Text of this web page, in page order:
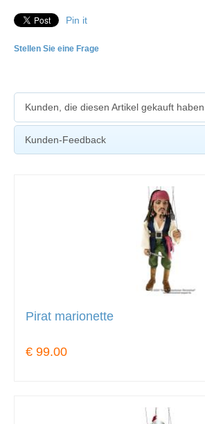
Pin it
Stellen Sie eine Frage
Kunden, die diesen Artikel gekauft
Kunden-Feedback
Pirat marionette
€ 99.00